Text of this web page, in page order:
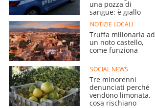
una pozza di
sangue: è giallo
NOTIZIE LOCALI
Truffa milionaria ad
un noto castello,
come funziona
SOCIAL NEWS
Tre minorenni
denunciati perché
vendono limonata,
cosa rischiano